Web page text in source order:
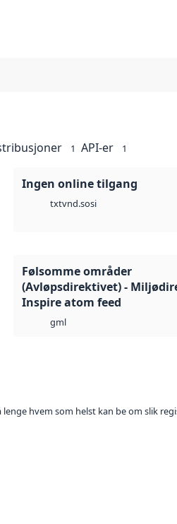
1 API-er 1
Ingen online tilgang
txtvnd.sosi
Følsomme områder
(Avløpsdirektivet) -
Inspire atom feed
gml
hvem som helst kan be om slik